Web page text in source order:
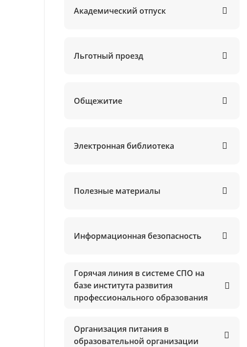
Академический отпуск
Льготный проезд
Общежитие
Электронная библиотека
Полезные материалы
Информационная безопасность
Горячая линия в системе СПО на
базе института развития
профессионального образования
Организация питания в
образовательной организации